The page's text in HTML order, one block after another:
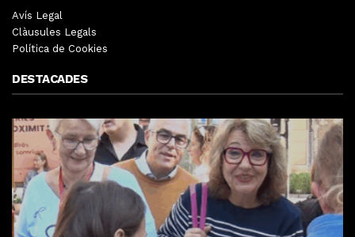
Avís Legal
Clàusules Legals
Política de Cookies
DESTACADES